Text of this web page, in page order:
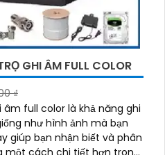
GHI ÂM FULL COLOR
₫
full color là khả năng ghi
như hình ảnh mà bạn
một cách chi tiết hơn trong